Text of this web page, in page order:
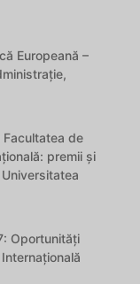
Europeană –
de
premii și
Oportunități